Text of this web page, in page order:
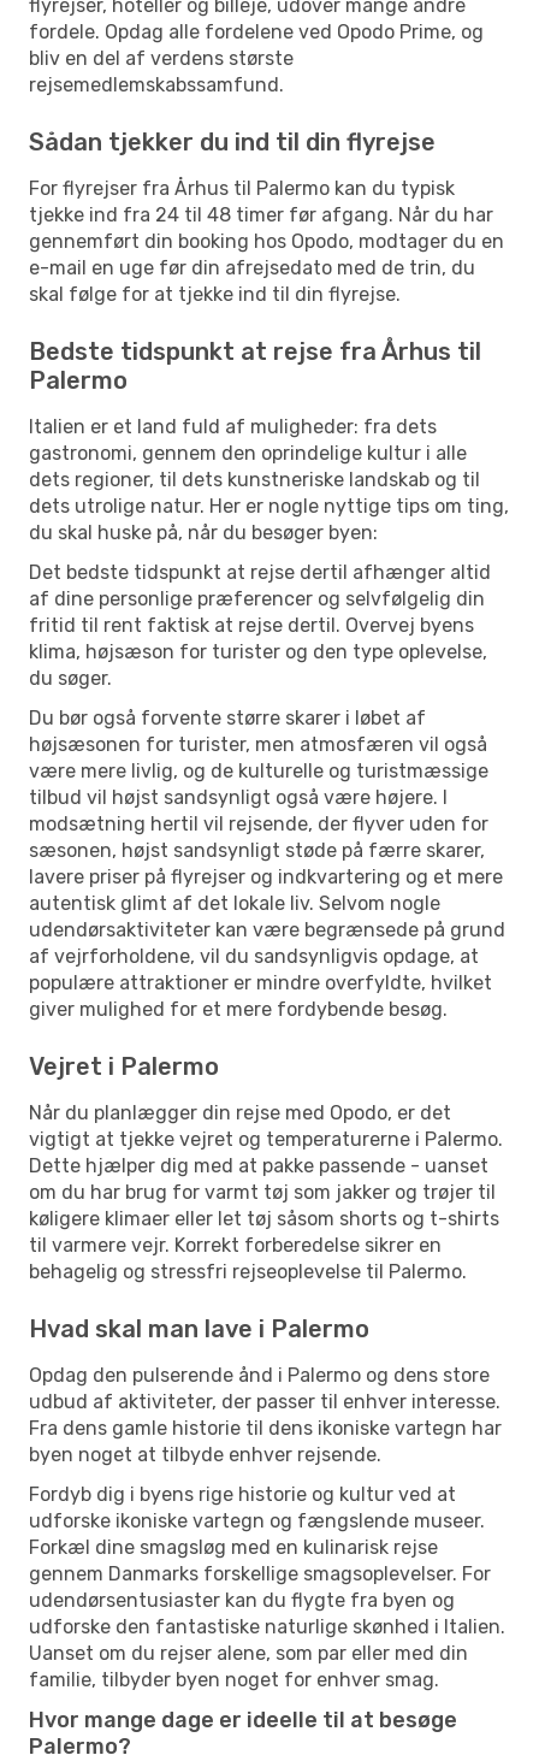
flyrejser, hoteller og billeje, udover mange andre
fordele. Opdag alle fordelene ved Opodo Prime, og
bliv en del af verdens største
rejsemedlemskabssamfund.
Sådan tjekker du ind til din flyrejse
For flyrejser fra Århus til Palermo kan du typisk
tjekke ind fra 24 til 48 timer før afgang. Når du har
gennemført din booking hos Opodo, modtager du en
e-mail en uge før din afrejsedato med de trin, du
skal følge for at tjekke ind til din flyrejse.
Bedste tidspunkt at rejse fra Århus til
Palermo
Italien er et land fuld af muligheder: fra dets
gastronomi, gennem den oprindelige kultur i alle
dets regioner, til dets kunstneriske landskab og til
dets utrolige natur. Her er nogle nyttige tips om ting,
du skal huske på, når du besøger byen:
Det bedste tidspunkt at rejse dertil afhænger altid
af dine personlige præferencer og selvfølgelig din
fritid til rent faktisk at rejse dertil. Overvej byens
klima, højsæson for turister og den type oplevelse,
du søger.
Du bør også forvente større skarer i løbet af
højsæsonen for turister, men atmosfæren vil også
være mere livlig, og de kulturelle og turistmæssige
tilbud vil højst sandsynligt også være højere. I
modsætning hertil vil rejsende, der flyver uden for
sæsonen, højst sandsynligt støde på færre skarer,
lavere priser på flyrejser og indkvartering og et mere
autentisk glimt af det lokale liv. Selvom nogle
udendørsaktiviteter kan være begrænsede på grund
af vejrforholdene, vil du sandsynligvis opdage, at
populære attraktioner er mindre overfyldte, hvilket
giver mulighed for et mere fordybende besøg.
Vejret i Palermo
Når du planlægger din rejse med Opodo, er det
vigtigt at tjekke vejret og temperaturerne i Palermo.
Dette hjælper dig med at pakke passende - uanset
om du har brug for varmt tøj som jakker og trøjer til
køligere klimaer eller let tøj såsom shorts og t-shirts
til varmere vejr. Korrekt forberedelse sikrer en
behagelig og stressfri rejseoplevelse til Palermo.
Hvad skal man lave i Palermo
Opdag den pulserende ånd i Palermo og dens store
udbud af aktiviteter, der passer til enhver interesse.
Fra dens gamle historie til dens ikoniske vartegn har
byen noget at tilbyde enhver rejsende.
Fordyb dig i byens rige historie og kultur ved at
udforske ikoniske vartegn og fængslende museer.
Forkæl dine smagsløg med en kulinarisk rejse
gennem Danmarks forskellige smagsoplevelser. For
udendørsentusiaster kan du flygte fra byen og
udforske den fantastiske naturlige skønhed i Italien.
Uanset om du rejser alene, som par eller med din
familie, tilbyder byen noget for enhver smag.
Hvor mange dage er ideelle til at besøge
Palermo?